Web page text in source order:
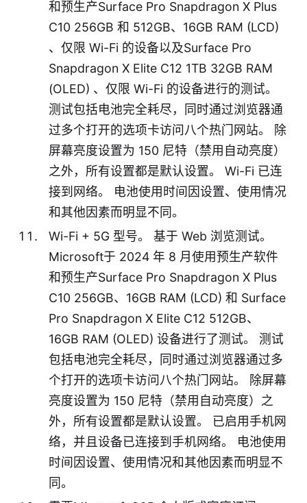
和预生产Surface Pro Snapdragon X Plus
C10 256GB 和 512GB、16GB RAM (LCD)
、仅限 Wi-Fi 的设备以及Surface Pro
Snapdragon X Elite C12 1TB 32GB RAM
(OLED) 、仅限 Wi-Fi 的设备进行的测试。
测试包括电池完全耗尽，同时通过浏览器通
过多个打开的选项卡访问八个热门网站。 除
屏幕亮度设置为 150 尼特（禁用自动亮度）
之外，所有设置都是默认设置。 Wi-Fi 已连
接到网络。 电池使用时间因设置、使用情况
和其他因素而明显不同。
Wi-Fi + 5G 型号。 基于 Web 浏览测试。
Microsoft于 2024 年 8 月使用预生产软件
和预生产Surface Pro Snapdragon X Plus
C10 256GB、16GB RAM (LCD) 和 Surface
Pro Snapdragon X Elite C12 512GB、
16GB RAM (OLED) 设备进行了测试。 测试
包括电池完全耗尽，同时通过浏览器通过多
个打开的选项卡访问八个热门网站。 除屏幕
亮度设置为 150 尼特（禁用自动亮度）之
外，所有设置都是默认设置。 已启用手机网
络，并且设备已连接到手机网络。 电池使用
时间因设置、使用情况和其他因素而明显不
同。